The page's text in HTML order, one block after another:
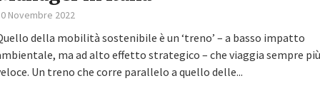
Novembre 2022
della mobilità sostenibile è un ‘treno’ – a basso impatto
ma ad alto effetto strategico – che viaggia sempre più
Un treno che corre parallelo a quello delle...